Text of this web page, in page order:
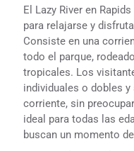
El Lazy River en
para relajarse y
Consiste en una
todo el parque,
tropicales. Los
individuales o dobles
corriente, sin
ideal para todas las
buscan un momento